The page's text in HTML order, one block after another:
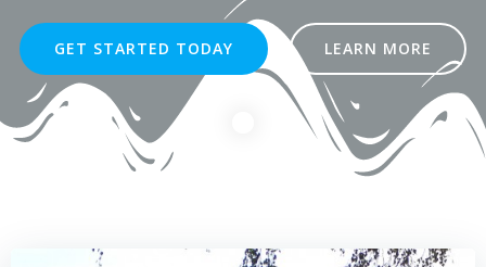
GET STARTED TODAY LEARN MORE